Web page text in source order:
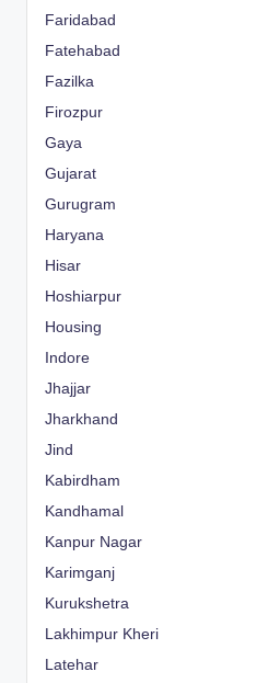
Faridabad
Fatehabad
Fazilka
Firozpur
Gaya
Gujarat
Gurugram
Haryana
Hisar
Hoshiarpur
Housing
Indore
Jhajjar
Jharkhand
Jind
Kabirdham
Kandhamal
Kanpur Nagar
Karimganj
Kurukshetra
Lakhimpur Kheri
Latehar